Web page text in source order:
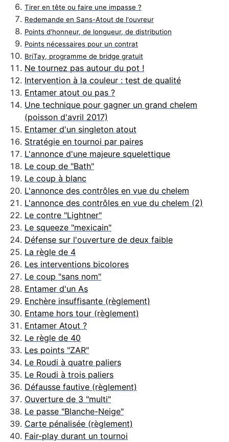
Tirer en tête ou faire une impasse ?
Redemande en Sans-Atout de l'ouvreur
Points d'honneur, de longueur, de distribution
Points nécessaires pour un contrat
BriTay, programme de bridge gratuit
Ne tournez pas autour du pot !
Intervention à la couleur : test de qualité
Entamer atout ou pas ?
Une technique pour gagner un grand chelem
(poisson d'avril 2017)
Entamer d'un singleton atout
Stratégie en tournoi par paires
L'annonce d'une majeure squelettique
Le coup de "Bath"
Le coup à blanc
L'annonce des contrôles en vue du chelem
L'annonce des contrôles en vue du chelem (2)
Le contre "Lightner"
Le squeeze "mexicain"
Défense sur l'ouverture de deux faible
La règle de 4
Les interventions bicolores
Le coup "sans nom"
Entamer d'un As
Enchère insuffisante (règlement)
Entame hors tour (règlement)
Entamer Atout ?
Le règle de 40
Les points "ZAR"
Le Roudi à quatre paliers
Le Roudi à trois paliers
Défausse fautive (règlement)
Ouverture de 3 "multi"
Le passe "Blanche-Neige"
Carte pénalisée (règlement)
Fair-play durant un tournoi